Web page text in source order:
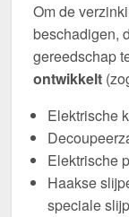
Om de
beschadigen,
gereedschap
ontwikkelt
Elektrische
Elektrische
Haakse
speciale